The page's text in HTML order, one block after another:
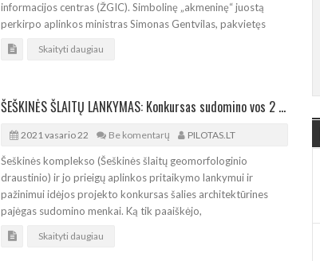
informacijos centras (ŽGIC). Simbolinę „akmeninę“ juostą
perkirpo aplinkos ministras Simonas Gentvilas, pakvietęs
Skaityti daugiau
ŠEŠKINĖS ŠLAITŲ LANKYMAS: Konkursas sudomino vos 2 projektuotojų grupes
2021 vasario 22 Be komentarų PILOTAS.LT
Šeškinės komplekso (Šeškinės šlaitų geomorfologinio
draustinio) ir jo prieigų aplinkos pritaikymo lankymui ir
pažinimui idėjos projekto konkursas šalies architektūrines
pajėgas sudomino menkai. Ką tik paaiškėjo,
Skaityti daugiau